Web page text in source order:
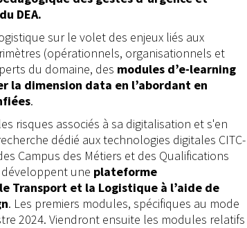
DEA.
sur le volet des enjeux liés aux
(opérationnels, organisationnels et
du domaine, des modules d’e-learning
la dimension data en l’abordant en
.
risques associés à sa digitalisation et s'en
dédié aux technologies digitales CITC-
Campus des Métiers et des Qualifications
une plateforme
Transport et la Logistique à l’aide de
. Les premiers modules, spécifiques au mode
2024. Viendront ensuite les modules relatifs